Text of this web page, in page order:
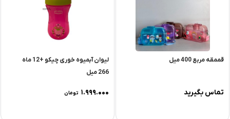
قممقه مربع 400 میل
تماس بگیرید
لیوان آبمیوه خوری چیکو +12 ماه
266 میل
۱.۹۹۹.۰۰۰ تومان